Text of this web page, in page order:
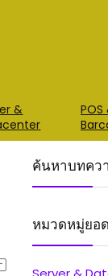
&
POS
ค้นหาบทคว
หมวดหมู่ยอ